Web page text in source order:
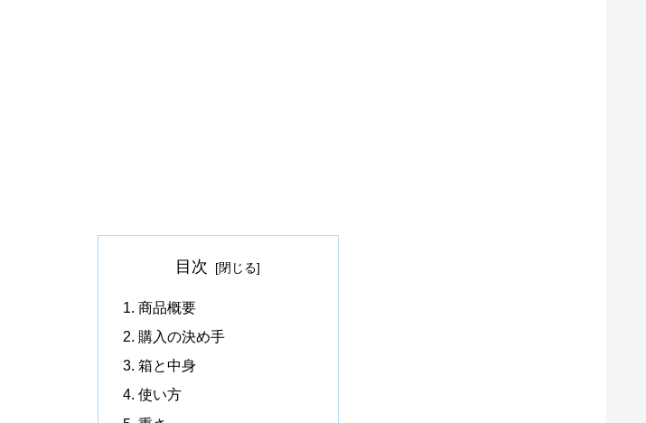
目次
商品概要
購入の決め手
箱と中身
使い方